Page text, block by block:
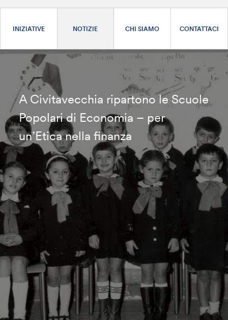
INIZIATIVE NOTIZIE CHI SIAMO CONTATTACI
A Civitavecchia ripartono le Scuole
Popolari di Economia – per
un’Etica nella finanza